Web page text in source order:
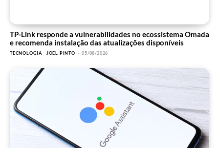
TP-Link responde a vulnerabilidades no ecossistema Omada
e recomenda instalação das atualizações disponíveis
TECNOLOGIA JOEL PINTO - 05/08/2026